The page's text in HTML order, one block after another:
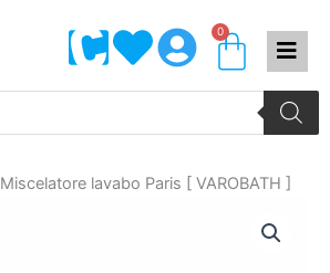
0
Miscelatore lavabo Paris [ VAROBATH ]